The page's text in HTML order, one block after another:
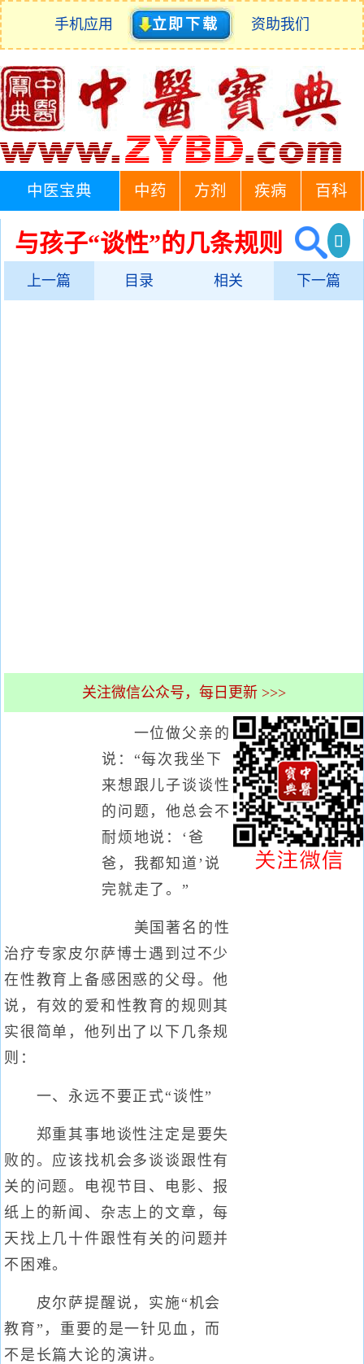
手机应用 立即下载 资助我们
中医宝典 中药 方剂 疾病 百科
与孩子“谈性”的几条规则
上一篇 目录 相关 下一篇
关注微信公众号，每日更新 >>>
一位做父亲的
说：“每次我坐下
来想跟儿子谈谈性
的问题，他总会不
耐烦地说：‘爸
爸，我都知道’说
完就走了。”
美国著名的性
治疗专家皮尔萨博士遇到过不少
在性教育上备感困惑的父母。他
说，有效的爱和性教育的规则其
实很简单，他列出了以下几条规
则：
一、永远不要正式“谈性”
郑重其事地谈性注定是要失
败的。应该找机会多谈谈跟性有
关的问题。电视节目、电影、报
纸上的新闻、杂志上的文章，每
天找上几十件跟性有关的问题并
不困难。
皮尔萨提醒说，实施“机会
教育”，重要的是一针见血，而
不是长篇大论的演讲。